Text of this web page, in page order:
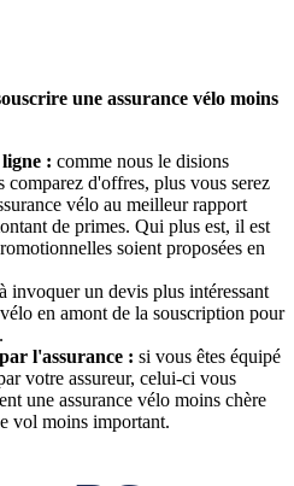
une assurance vélo moins
: comme nous le disions
comparez d'offres, plus vous serez
vélo au meilleur rapport
de primes. Qui plus est, il est
soient proposées en
invoquer un devis plus intéressant
en amont de la souscription pour
l'assurance : si vous êtes équipé
votre assureur, celui-ci vous
une assurance vélo moins chère
vol moins important.